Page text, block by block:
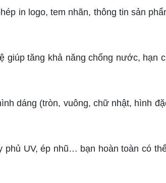
in logo, tem nhãn, thông tin sản
giúp tăng khả năng chống nước, hạn
dáng (tròn, vuông, chữ nhật, hình
UV, ép nhũ… bạn hoàn toàn có